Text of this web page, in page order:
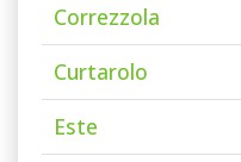
Correzzola
Curtarolo
Este